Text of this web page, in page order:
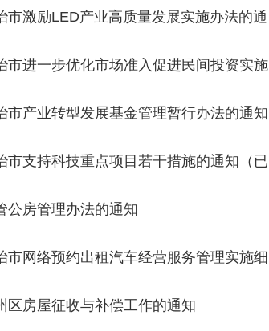
激励LED产业高质量发展实施办法的通
进一步优化市场准入促进民间投资实施
产业转型发展基金管理暂行办法的通知
支持科技重点项目若干措施的通知（已
公房管理办法的通知
网络预约出租汽车经营服务管理实施细
区房屋征收与补偿工作的通知